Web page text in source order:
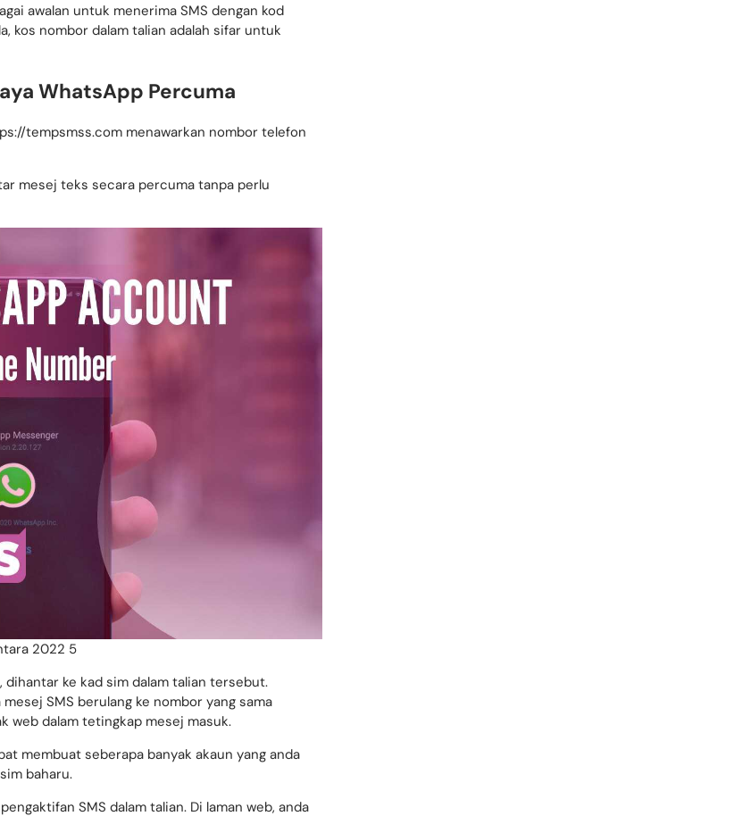
awalan untuk menerima SMS dengan kod
kos nombor dalam talian adalah sifar untuk
WhatsApp Percuma
tempsmss.com menawarkan nombor telefon
mesej teks secara percuma tanpa perlu
2022 5
dihantar ke kad sim dalam talian tersebut.
SMS berulang ke nombor yang sama
web dalam tetingkap mesej masuk.
membuat seberapa banyak akaun yang anda
baharu.